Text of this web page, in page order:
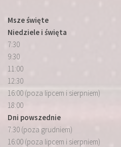
Msze święte
Niedziele i święta
7:30
9:30
11:00
12:30
16:00 (poza lipcem i sierpniem)
18:00
Dni powszednie
7:30 (poza grudniem)
16:00 (poza lipcem i sierpniem)